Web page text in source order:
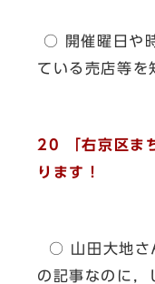
○ 開催曜日や
ている売店等を
20 「右京区ま
ります！
○ 山田大地さ
の記事なのに，